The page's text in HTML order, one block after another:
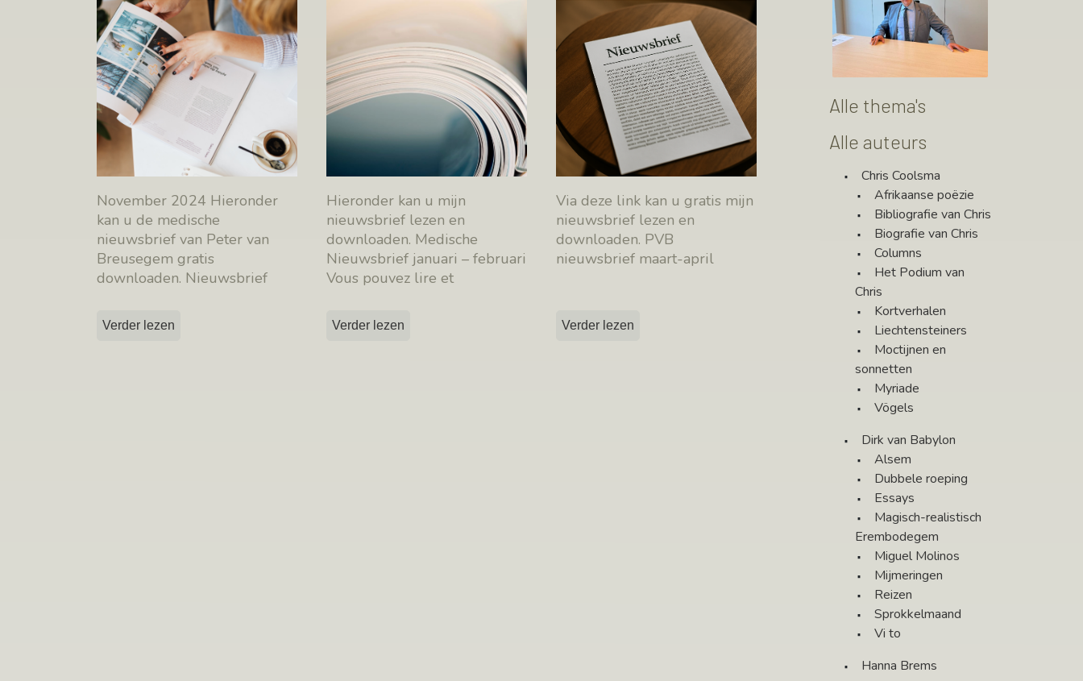
November 2024 Hieronder
kan u de medische
nieuwsbrief van Peter van
Breusegem gratis
downloaden. Nieuwsbrief
[…]
Verder lezen
Hieronder kan u mijn
nieuwsbrief lezen en
downloaden. Medische
Nieuwsbrief januari – februari
Vous pouvez lire et
Verder lezen
Via deze link kan u gratis mijn
nieuwsbrief lezen en
downloaden. PVB
nieuwsbrief maart-april
Verder lezen
Alle thema's
Alle auteurs
Chris Coolsma
Afrikaanse poëzie
Bibliografie van Chris
Biografie van Chris
Columns
Het Podium van
Chris
Kortverhalen
Liechtensteiners
Moctijnen en
sonnetten
Myriade
Vögels
Dirk van Babylon
Alsem
Dubbele roeping
Essays
Magisch-realistisch
Erembodegem
Miguel Molinos
Mijmeringen
Reizen
Sprokkelmaand
Vi to
Hanna Brems